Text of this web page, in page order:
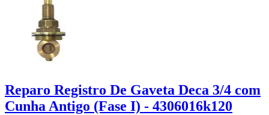
Reparo Registro De Gaveta Deca 3/4 com
Cunha Antigo (Fase I) - 4306016k120